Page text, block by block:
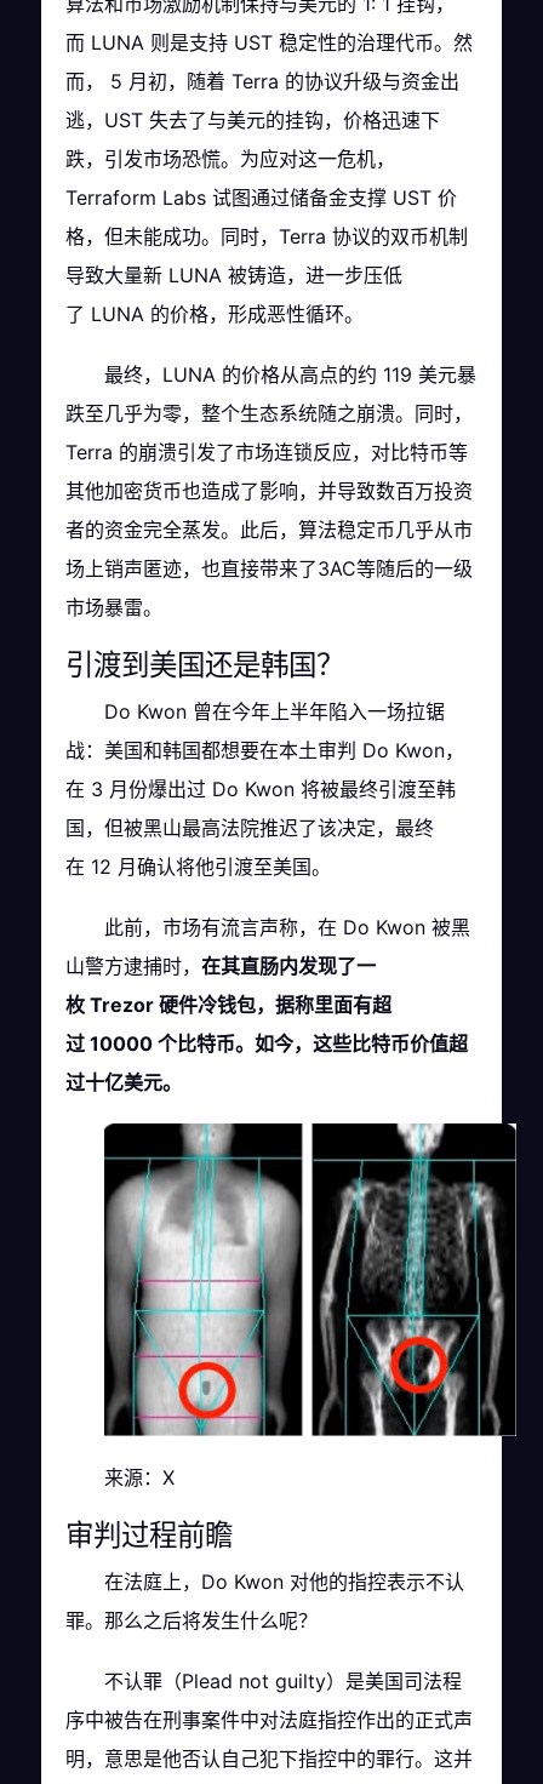
而 LUNA 则是支持 UST 稳定性的治理代币。然
而， 5 月初，随着 Terra 的协议升级与资金出
逃，UST 失去了与美元的挂钩，价格迅速下
跌，引发市场恐慌。为应对这一危机，
Terraform Labs 试图通过储备金支撑 UST 价
格，但未能成功。同时，Terra 协议的双币机制
导致大量新 LUNA 被铸造，进一步压低
了 LUNA 的价格，形成恶性循环。
最终，LUNA 的价格从高点的约 119 美元暴
跌至几乎为零，整个生态系统随之崩溃。同时，
Terra 的崩溃引发了市场连锁反应，对比特币等
其他加密货币也造成了影响，并导致数百万投资
者的资金完全蒸发。此后，算法稳定币几乎从市
场上销声匿迹，也直接带来了3AC等随后的一级
市场暴雷。
引渡到美国还是韩国？
Do Kwon 曾在今年上半年陷入一场拉锯
战：美国和韩国都想要在本土审判 Do Kwon，
在 3 月份爆出过 Do Kwon 将被最终引渡至韩
国，但被黑山最高法院推迟了该决定，最终
在 12 月确认将他引渡至美国。
此前，市场有流言声称，在 Do Kwon 被黑
山警方逮捕时，在其直肠内发现了一
枚 Trezor 硬件冷钱包，据称里面有超
过 10000 个比特币。如今，这些比特币价值超
过十亿美元。
来源：X
审判过程前瞻
在法庭上，Do Kwon 对他的指控表示不认
罪。那么之后将发生什么呢？
不认罪（Plead not guilty）是美国司法程
序中被告在刑事案件中对法庭指控作出的正式声
明，意思是他否认自己犯下指控中的罪行。这并